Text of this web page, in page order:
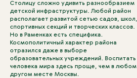
Столицу сложно удивить разнообразием
детской инфраструктуры. Любой район
располагает развитой сетью садов, школ,
спортивных секций и творческих классов.
Но в Раменках есть специфика.
Космополитичный характер района
отразился даже в выборе
образовательных учреждений. Воспитать
человека мира здесь проще, чем в любом
другом месте Москвы.